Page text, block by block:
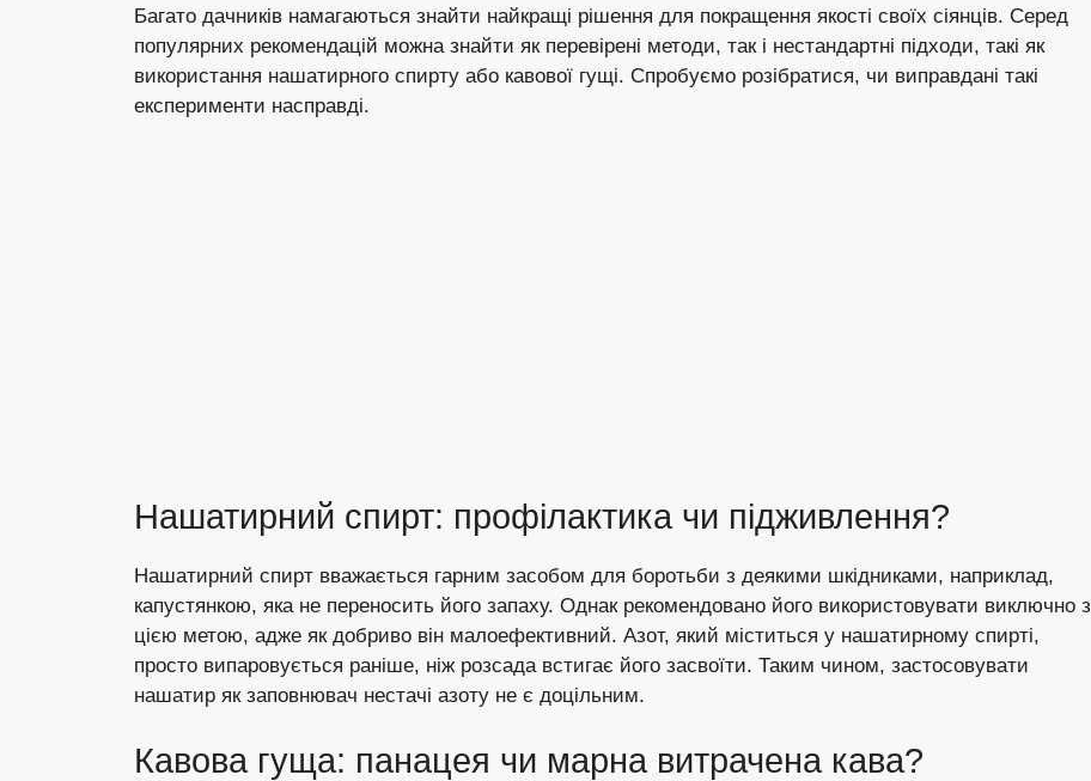
Багато дачників намагаються знайти найкращі рішення для покращення якості своїх сіянців. Серед
популярних рекомендацій можна знайти як перевірені методи, так і нестандартні підходи, такі як
використання нашатирного спирту або кавової гущі. Спробуємо розібратися, чи виправдані такі
експерименти насправді.
Нашатирний спирт: профілактика чи підживлення?
Нашатирний спирт вважається гарним засобом для боротьби з деякими шкідниками, наприклад,
капустянкою, яка не переносить його запаху. Однак рекомендовано його використовувати виключно з
цією метою, адже як добриво він малоефективний. Азот, який міститься у нашатирному спирті,
просто випаровується раніше, ніж розсада встигає його засвоїти. Таким чином, застосовувати
нашатир як заповнювач нестачі азоту не є доцільним.
Кавова гуща: панацея чи марна витрачена кава?